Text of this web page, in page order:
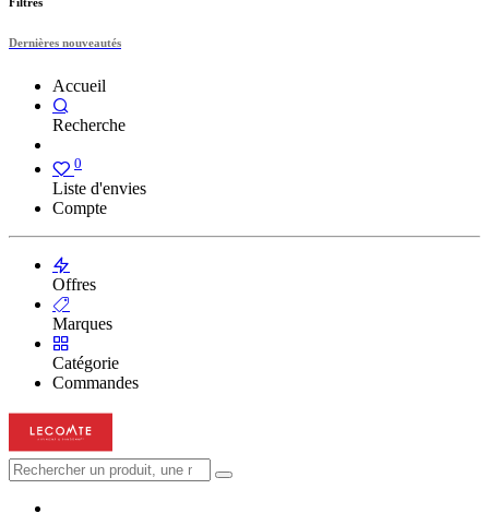
Dernières nouveautés
Accueil
Recherche
0
Liste d'envies
Compte
Offres
Marques
Catégorie
Commandes